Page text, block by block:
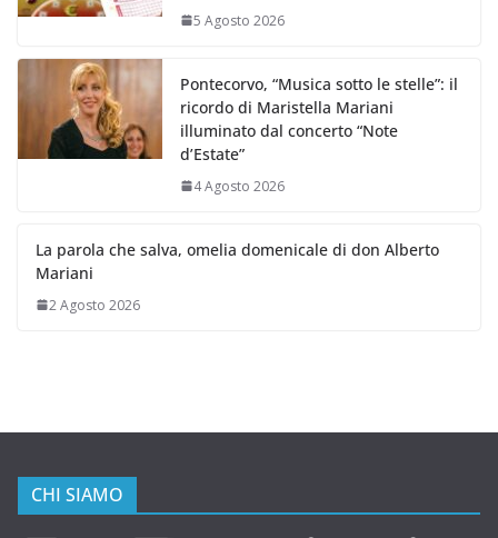
5 Agosto 2026
Pontecorvo, “Musica sotto le stelle”: il
ricordo di Maristella Mariani
illuminato dal concerto “Note
d’Estate”
4 Agosto 2026
La parola che salva, omelia domenicale di don Alberto
Mariani
2 Agosto 2026
CHI SIAMO